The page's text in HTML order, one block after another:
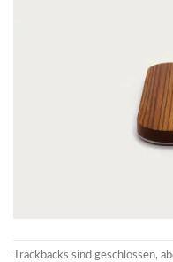
Trackbacks sind geschlossen,